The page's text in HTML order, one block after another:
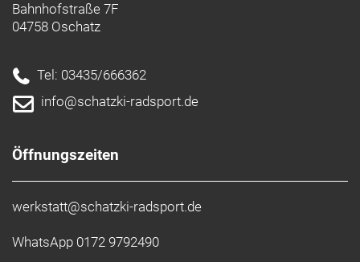
Bahnhofstraße 7F
04758 Oschatz
Tel: 03435/666362
info@schatzki-radsport.de
Öffnungszeiten
werkstatt@schatzki-radsport.de
WhatsApp 0172 9792490